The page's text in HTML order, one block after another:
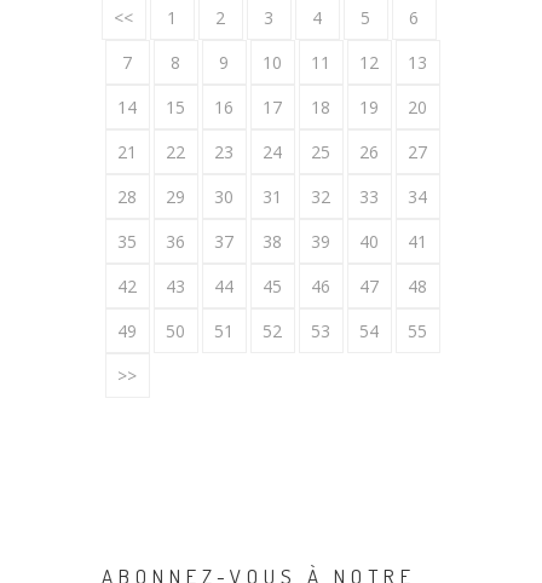
<< 1 2 3 4 5
6
7
8 9 10 11 12
13
14
15 16 17 18 19
20
21
22 23 24 25 26
27
28
29 30 31 32 33
34
35
36 37 38 39 40
41
42
43 44 45 46 47
48
49
50 51 52 53 54
55
>>
ABONNEZ-VOUS À NOTRE